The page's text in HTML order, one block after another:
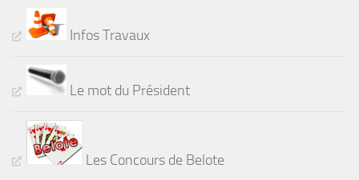
Infos Travaux
Le mot du Président
Les Concours de Belote